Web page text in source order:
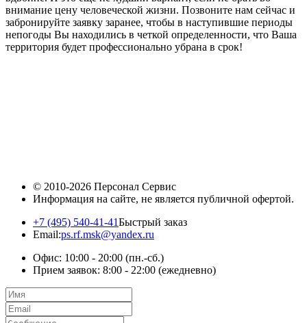
внимание цену человеческой жизни. Позвоните нам сейчас и
забронируйте заявку заранее, чтобы в наступившие периоды
непогоды Вы находились в четкой определенности, что Ваша
территория будет профессионально убрана в срок!
© 2010-2026 Персонал Сервис
Информация на сайте, не является публичной офертой.
+7 (495) 540-41-41Быстрый заказ
Email:ps.rf.msk@yandex.ru
Офис: 10:00 - 20:00 (пн.-сб.)
Прием заявок: 8:00 - 22:00 (ежедневно)